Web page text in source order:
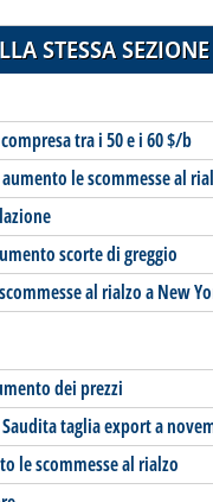
STESSA SEZIONE
tra i 50 e i 60 $/b
le scommesse al
scorte di greggio
al rialzo a New
dei prezzi
taglia export a
le scommesse al rialzo